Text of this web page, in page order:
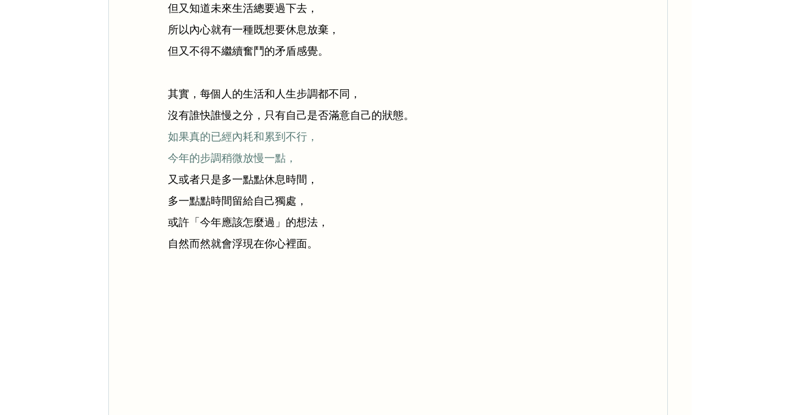
但又知道未來生活總要過下去，
所以內心就有一種既想要休息放棄，
但又不得不繼續奮鬥的矛盾感覺。
其實，每個人的生活和人生步調都不同，
沒有誰快誰慢之分，只有自己是否滿意自己的狀態。
如果真的已經內耗和累到不行，
今年的步調稍微放慢一點，
又或者只是多一點點休息時間，
多一點點時間留給自己獨處，
或許「今年應該怎麼過」的想法，
自然而然就會浮現在你心裡面。